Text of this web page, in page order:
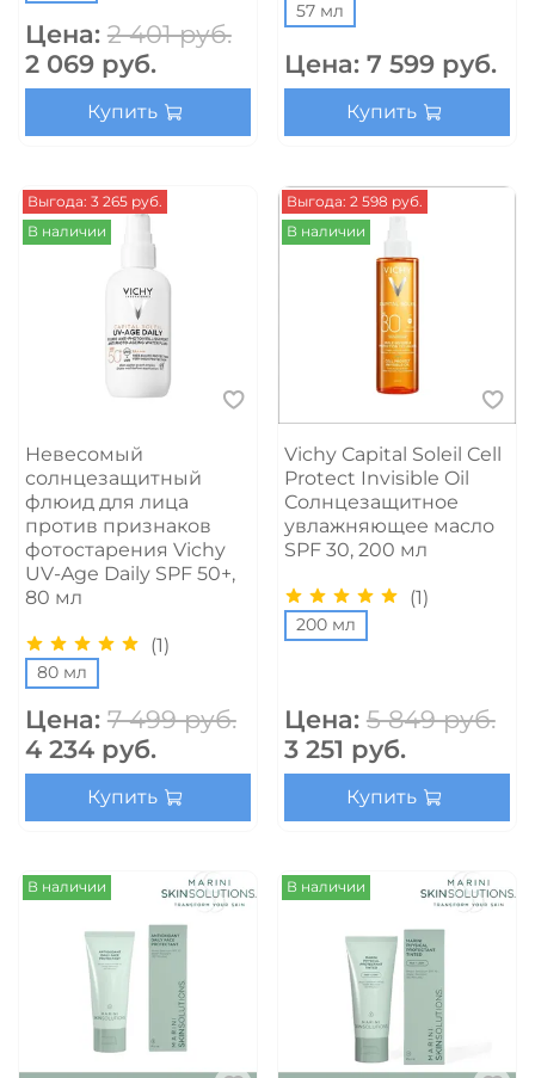
Цена: 2 401 руб.
2 069 руб.
Купить
57 мл
Цена: 7 599 руб.
Купить
Выгода: 3 265 руб.
В наличии
Невесомый
солнцезащитный
флюид для лица
против признаков
фотостарения Vichy
UV-Age Daily SPF 50+,
80 мл
(1)
80 мл
Цена: 7 499 руб.
4 234 руб.
Купить
Выгода: 2 598 руб.
В наличии
Vichy Capital Soleil Cell
Protect Invisible Oil
Солнцезащитное
увлажняющее масло
SPF 30, 200 мл
(1)
200 мл
Цена: 5 849 руб.
3 251 руб.
Купить
В наличии В наличии